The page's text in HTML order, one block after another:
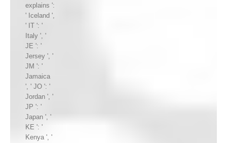
explains ':
' Iceland ',
' IT ': '
Italy ', '
JE ': '
Jersey ', '
JM ': '
Jamaica
', ' JO ': '
Jordan ', '
JP ': '
Japan ', '
KE ': '
Kenya ', '